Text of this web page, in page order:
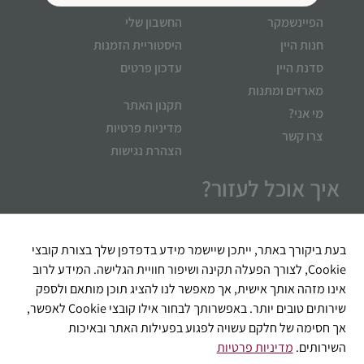
הפיינשמקר
חנות היין
סדנת היין
מארזים ומתנות
מי אני?
צרו קשר
החשבון שלי
היסטוריית הזמנות
עדכון פרטים
תקנון האתר
מדיניות פרטיות
הצהרת נגישות
איך אוכל לעזור?
בעת ביקורך באתר, ייתכן שיישמר מידע בדפדפן שלך בצורת קובצי
Cookie, לצורך הפעלה תקינה ושיפור חוויית הגלישה. המידע לרוב
אינו מזהה אותך אישית, אך מאפשר לנו להציג תוכן מותאם ולספק
שירותים טובים יותר. באפשרותך לבחור אילו קובצי Cookie לאפשר,
אך חסימה של חלקם עשויה לפגוע בפעילות האתר ובאיכות
השירותים. מדיניות פרטיות
תפקוד האתר
ומבנהו,
בהתבסס על
באתר.
חוויית
משתמש
מיטבית
ביקורך. אם
תסרב/י
לקובצי
Cookie
אלו, חלק